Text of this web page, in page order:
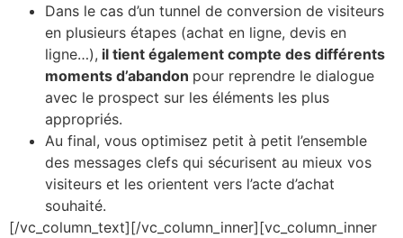
Dans le cas d’un tunnel de conversion de visiteurs
en plusieurs étapes (achat en ligne, devis en
ligne…), il tient également compte des différents
moments d’abandon pour reprendre le dialogue
avec le prospect sur les éléments les plus
appropriés.
Au final, vous optimisez petit à petit l’ensemble
des messages clefs qui sécurisent au mieux vos
visiteurs et les orientent vers l’acte d’achat
souhaité.
[/vc_column_text][/vc_column_inner][vc_column_inner